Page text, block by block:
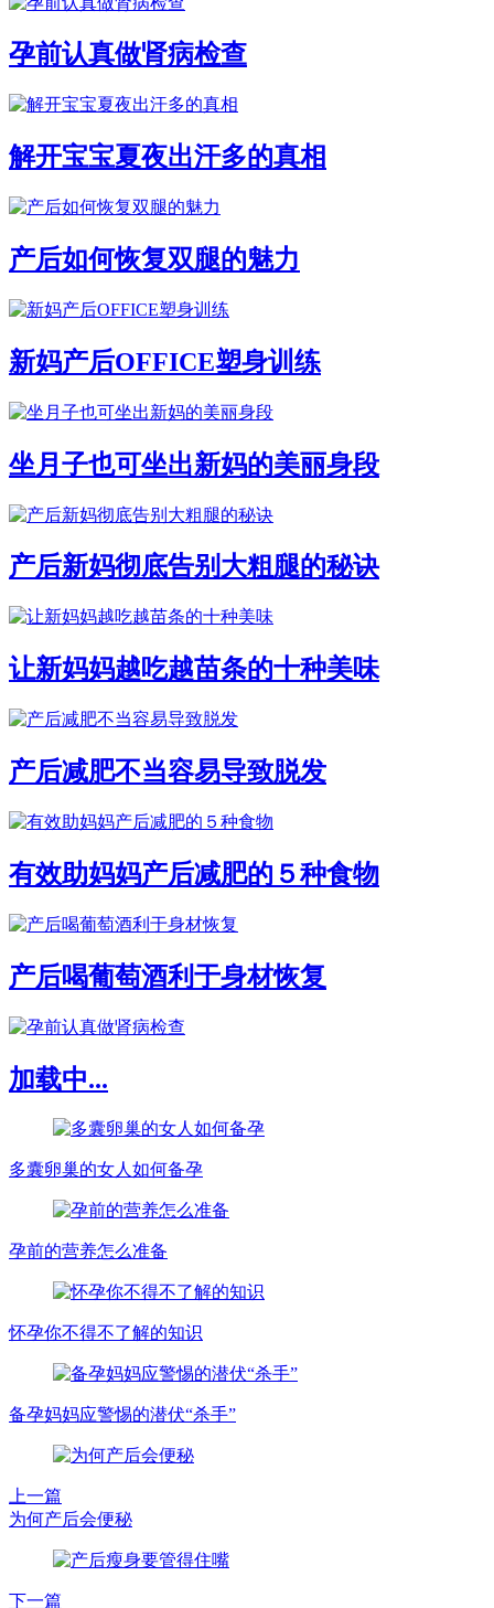
孕前认真做肾病检查
解开宝宝夏夜出汗多的真相
产后如何恢复双腿的魅力
新妈产后OFFICE塑身训练
坐月子也可坐出新妈的美丽身段
产后新妈彻底告别大粗腿的秘诀
让新妈妈越吃越苗条的十种美味
产后减肥不当容易导致脱发
有效助妈妈产后减肥的５种食物
产后喝葡萄酒利于身材恢复
加载中...
多囊卵巢的女人如何备孕
孕前的营养怎么准备
怀孕你不得不了解的知识
备孕妈妈应警惕的潜伏“杀手”
上一篇
为何产后会便秘
下一篇